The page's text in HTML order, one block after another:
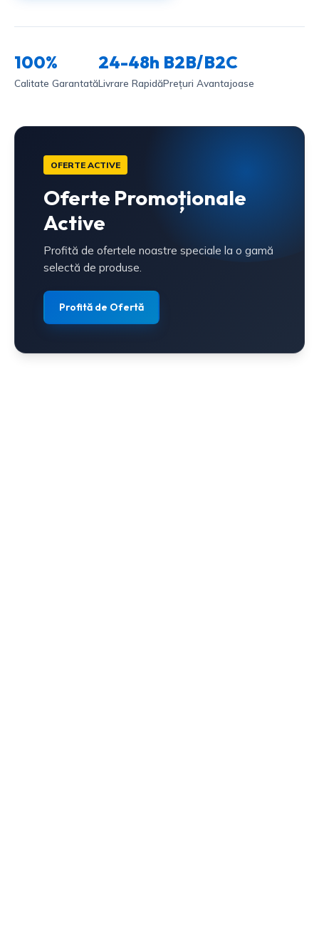
100%
Calitate Garantată
24-48h
Livrare Rapidă
B2B/B2C
Prețuri Avantajoase
OFERTE ACTIVE
Oferte Promoționale
Active
Profită de ofertele noastre speciale la o gamă
selectă de produse.
Profită de Ofertă